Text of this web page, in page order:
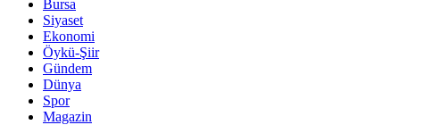
Bursa
Siyaset
Ekonomi
Öykü-Şiir
Gündem
Dünya
Spor
Magazin